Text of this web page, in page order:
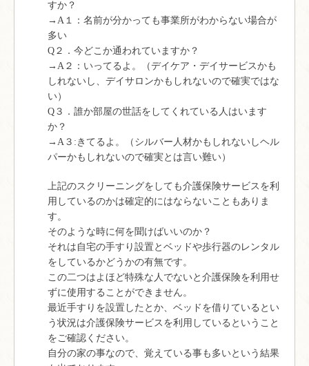
すか？
→A１：名前が分かっても事業所がわからない場合が
多い
Q２．今どこか通われていますか？
→A２：いってるよ。（デイケア・デイサービスかも
しれないし、デイサロンかもしれないので確実ではな
い）
Q３．誰か部屋の世話をしてくれている人はいます
か？
→A３:きてるよ。（シルバー人材かもしれないしヘル
パーかもしれないので確実とは言い難い）
上記のスクリーニングをしても介護保険サービスを利
用しているのかは確定的にはならないこともありま
す。
そのような時に何を聞けばいいのか？
それは自宅の手すり設置とベッドや歩行器のレンタル
をしているかどうかの有無です。
この二つはよほど特殊な人でないと介護保険を利用せ
ずに使用することができません。
最近手すりを設置したとか、ベッドを借りているとい
う状況は介護保険サービスを利用しているということ
をご確認ください。
自分の家の事なので、覚えている事も多いという結果